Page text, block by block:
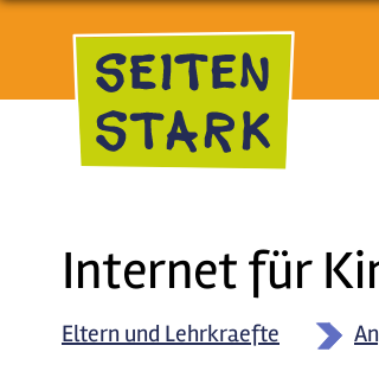
Direkt zum Inhalt
Internet für
Eltern und Lehrkraefte